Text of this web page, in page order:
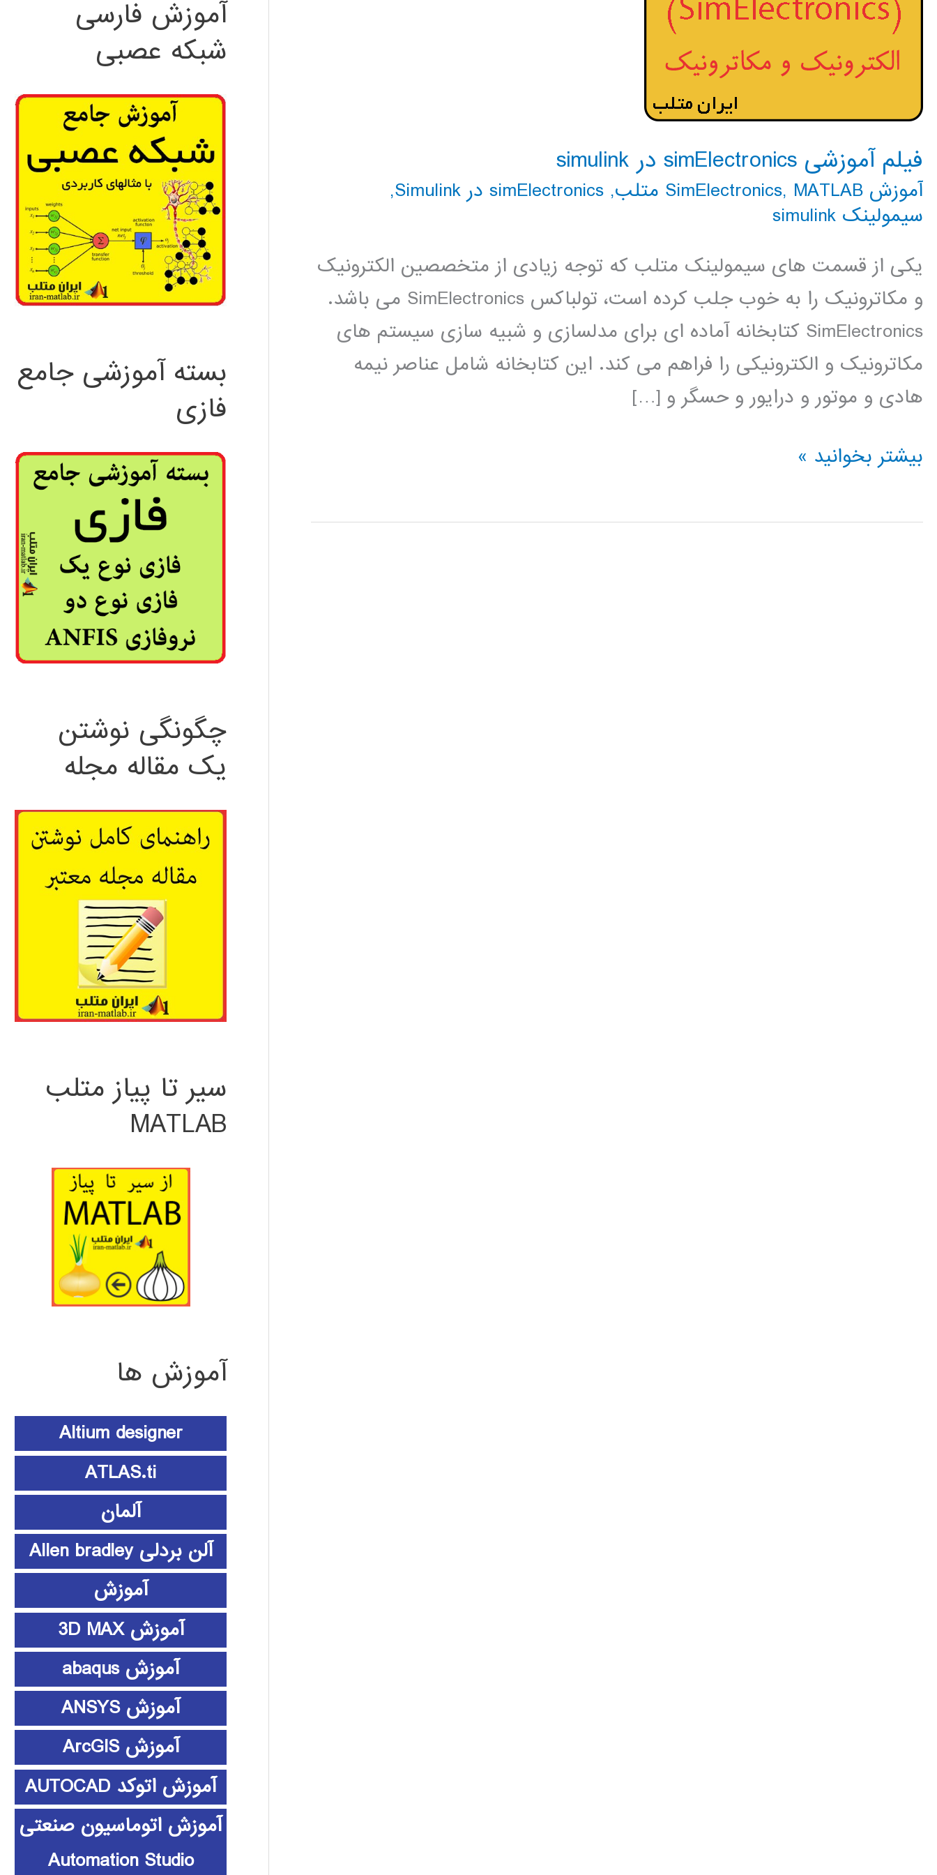
فیلم آموزشی simElectronics در simulink
آموزش SimElectronics , MATLAB متلب , simElectronics در Simulink
,
سیمولینک simulink
یکی از قسمت های سیمولینک متلب که توجه زیادی از متخصصین الکترونیک
و مکاترونیک را به خوب جلب کرده است، تولباکس SimElectronics می باشد.
SimElectronics کتابخانه آماده ای برای مدلسازی و شبیه سازی سیستم های
مکاترونیک و الکترونیکی را فراهم می کند. این کتابخانه شامل عناصر نیمه
هادی و موتور و درایور و حسگر و […]
فیلم
simElectronics
بیشتر بخوانید »
آموزش فارسی
شبکه عصبی
بسته آموزشی جامع
فازی
چگونگی نوشتن
یک مقاله مجله
سیر تا پیاز متلب
MATLAB
آموزش ها
Altium designer
ATLAS.ti
آلمان
آلن بردلی Allen bradley
آموزش
آموزش 3D MAX
آموزش abaqus
آموزش ANSYS
آموزش ArcGIS
آموزش اتوکد AUTOCAD
آموزش اتوماسیون صنعتی
Automation Studio